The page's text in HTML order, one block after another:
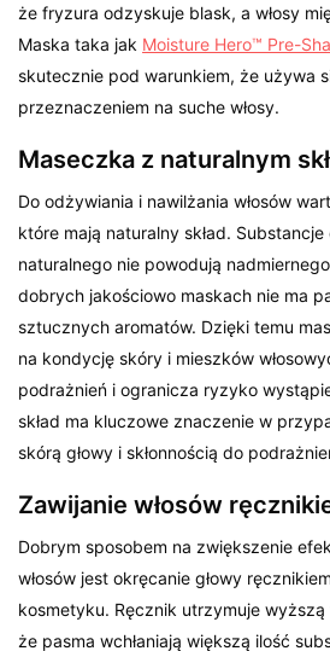
że fryzura odzyskuje blask, a włosy
Maska taka jak Moisture Hero™ Pre-
skutecznie pod warunkiem, że używa
przeznaczeniem na suche włosy.
Maseczka z naturalnym
Do odżywiania i nawilżania włosów
które mają naturalny skład.
naturalnego nie powodują
dobrych jakościowo maskach nie ma
sztucznych aromatów. Dzięki temu
na kondycję skóry i mieszków
podrażnień i ogranicza ryzyko
skład ma kluczowe znaczenie w
skórą głowy i skłonnością do
Zawijanie włosów
Dobrym sposobem na zwiększenie
włosów jest okręcanie głowy
kosmetyku. Ręcznik utrzymuje
że pasma wchłaniają większą ilość